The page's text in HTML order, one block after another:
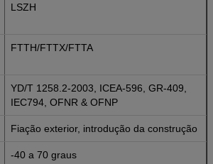
LSZH
FTTH/FTTX/FTTA
YD/T 1258.2-2003, ICEA-596, GR-409,
IEC794, OFNR & OFNP
Fiação exterior, introdução da construção
-40 a 70 graus